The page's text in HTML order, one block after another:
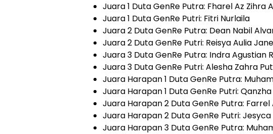
Juara 1 Duta GenRe Putra: Fharel Az Zihra
Juara 1 Duta GenRe Putri: Fitri Nurlaila
Juara 2 Duta GenRe Putra: Dean Nabil
Juara 2 Duta GenRe Putri: Reisya Aulia
Juara 3 Duta GenRe Putra: Indra Agustian
Juara 3 Duta GenRe Putri: Alesha Zahra
Juara Harapan 1 Duta GenRe Putra:
Juara Harapan 1 Duta GenRe Putri: Qanzha
Juara Harapan 2 Duta GenRe Putra:
Juara Harapan 2 Duta GenRe Putri:
Juara Harapan 3 Duta GenRe Putra: